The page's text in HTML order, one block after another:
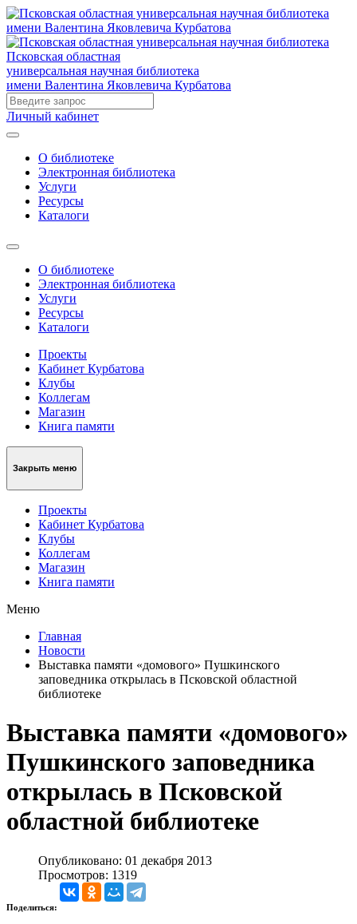
Псковская областная
универсальная научная библиотека
имени Валентина Яковлевича Курбатова
Личный кабинет
О библиотеке
Электронная библиотека
Услуги
Ресурсы
Каталоги
О библиотеке
Электронная библиотека
Услуги
Ресурсы
Каталоги
Проекты
Кабинет Курбатова
Клубы
Коллегам
Магазин
Книга памяти
Закрыть меню
Проекты
Кабинет Курбатова
Клубы
Коллегам
Магазин
Книга памяти
Меню
Главная
Новости
Выставка памяти «домового» Пушкинского
заповедника открылась в Псковской областной
библиотеке
Выставка памяти «домового»
Пушкинского заповедника
открылась в Псковской
областной библиотеке
Опубликовано: 01 декабря 2013
Просмотров: 1319
Поделиться: